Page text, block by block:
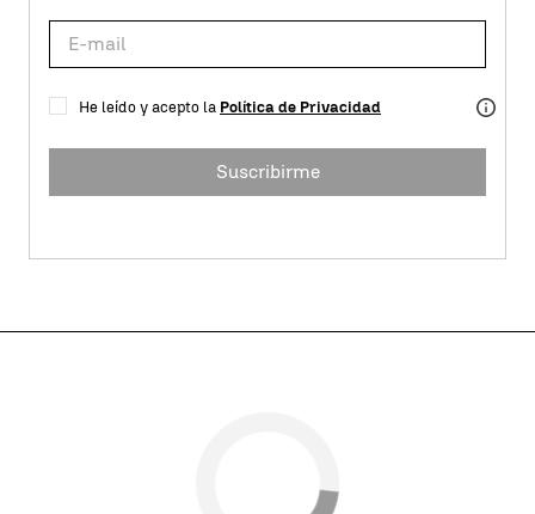
He leído y acepto la Política de Privacidad
Suscribirme